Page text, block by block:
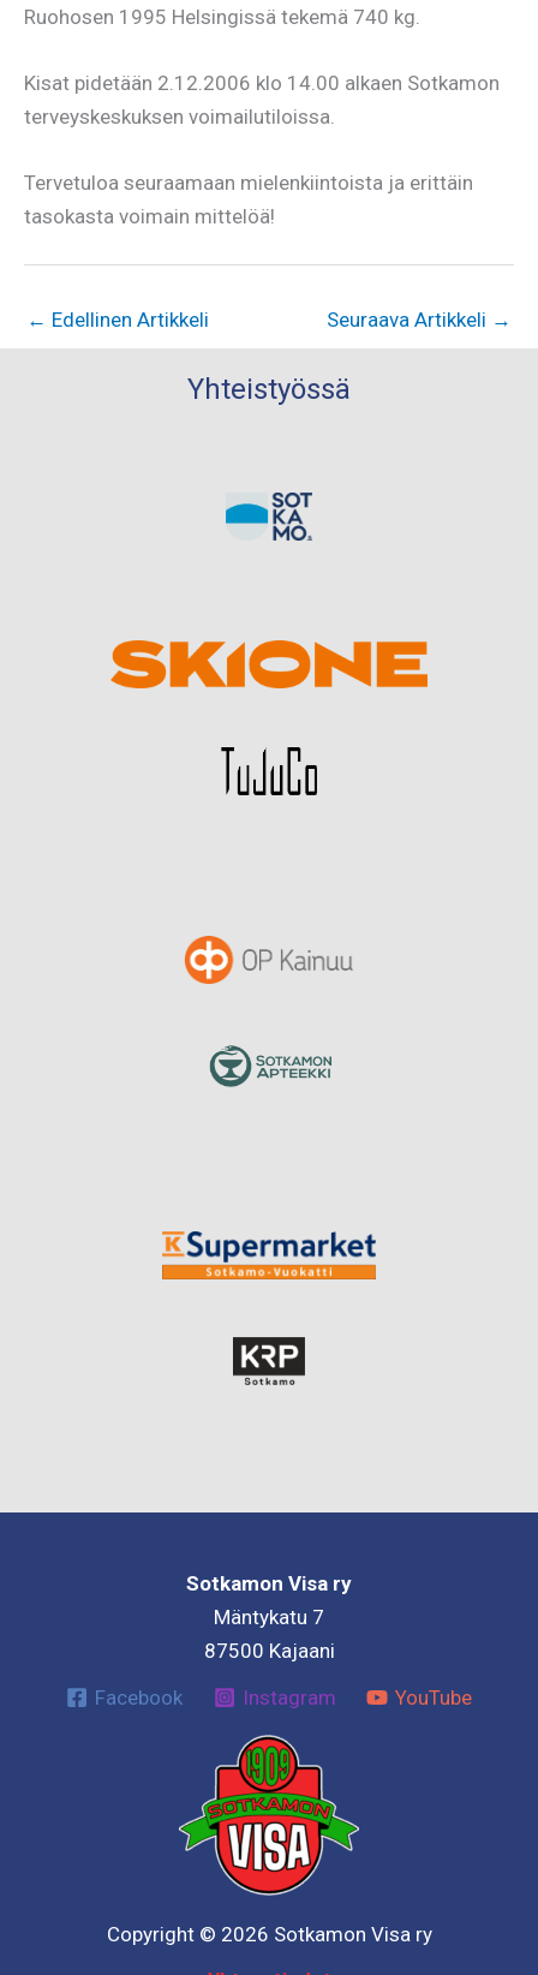
Ruohosen 1995 Helsingissä tekemä 740 kg.
Kisat pidetään 2.12.2006 klo 14.00 alkaen Sotkamon
terveyskeskuksen voimailutiloissa.
Tervetuloa seuraamaan mielenkiintoista ja erittäin
tasokasta voimain mittelöä!
← Edellinen Artikkeli Seuraava Artikkeli →
Yhteistyössä
Sotkamon Visa ry
Mäntykatu 7
87500 Kajaani
Facebook
Instagram YouTube
Copyright © 2026 Sotkamon Visa ry